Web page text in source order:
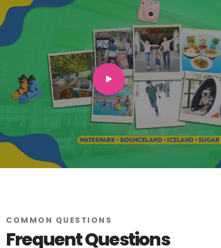
COMMON QUESTIONS
Frequent Questions